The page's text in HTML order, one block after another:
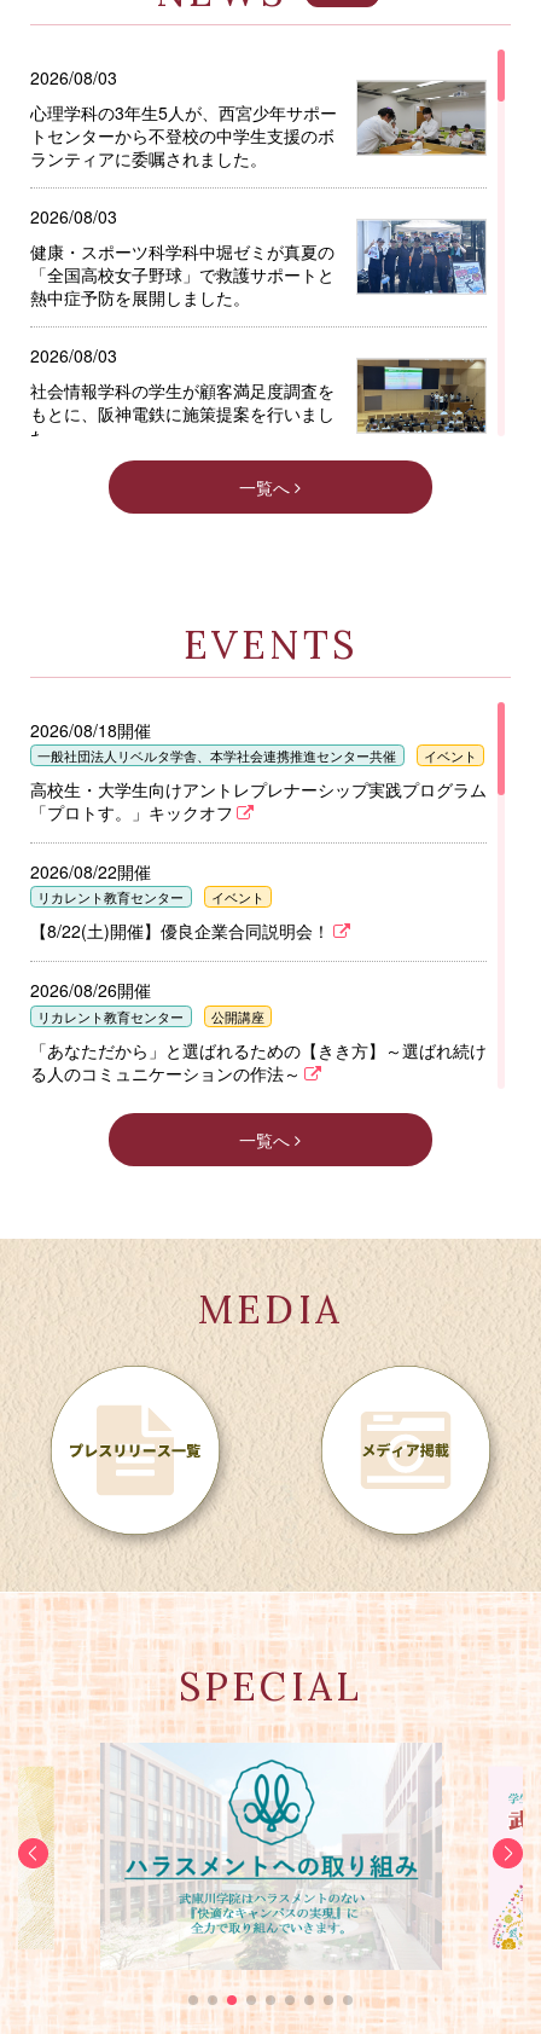
2026/08/03
心理学科の3年生5人が、西宮少年サポー
トセンターから不登校の中学生支援のボ
ランティアに委嘱されました。
2026/08/03
健康・スポーツ科学科中堀ゼミが真夏の
「全国高校女子野球」で救護サポートと
熱中症予防を展開しました。
2026/08/03
社会情報学科の学生が顧客満足度調査を
もとに、阪神電鉄に施策提案を行いまし
た。
2026/08/01
2026/07/31
を構想する「ローソンプロジェクト」
で、武庫川女子大学附属高校の生徒が明
舞団地（神戸市・明石市）で住民アンケ
ートを行いました。
2026/07/31
食物栄養学科の学生が、丹波市の学校給
食の新しい献立を考えるコンテストに挑
みました。
2026/07/30
社会情報学科＆生活環境学科の学生によ
る産学連携プロモーションプロジェクト
が始動！
2026/07/29
2026/07/28
武庫川大学のドラマ「向こう側の僕」が
クランクアップ。8月5日の第12話から放
送を再開します。
2026/07/27
食創造科学科1年生が食品産業論実習Ⅰの
授業で、3年生とともに、おむすびの企
画・立案から試作、提案発表までを体験
しました。
2026/07/23
社会福祉学科の「在学生・卒業生交流
会」が開催されました
2026/07/22
亀の井ホテル富田林の活性化案を提案す
る社会情報学科のPBL授業で、最優秀チー
ムが決定しました。
2026/07/21
トルコのバフチェシヒル大学からの留学
生10人が西宮市長を表敬訪問しました。
2026/07/21
武庫川女子大学が共学化を前に 女子教育
の軌跡をリアルに描く 武庫川学院創立85
周年記念誌を発行
一覧へ
EVENTS
2026/08/18開催
一般社団法人リベルタ学舎、本学社会連携推進センター共催 イベント
高校生・大学生向けアントレプレナーシップ実践プログラム
「プロトす。」キックオフ
2026/08/22開催
リカレント教育センター イベント
【8/22(土)開催】優良企業合同説明会！
2026/08/26開催
リカレント教育センター 公開講座
「あなただから」と選ばれるための【きき方】～選ばれ続け
る人のコミュニケーションの作法～
2026/08/30開催
リカレント教育センター
2026/09/19開催
スポーツクラブ武庫女 スポーツ
スポーツクラブ武庫女 無料体験イベント
2026/07/11～2026/08/22開催
リカレント教育センター 公開講座
7/11(土)開講！話の組み立て方を学んで、分かりやすく伝え
る【プレゼンテーション講座】オンライン
2026/07/20～2026/08/31開催
リカレント教育センター その他
8月キャリアカウンセリング受付開始！
2026/07/18～2026/09/26開催
リカレント教育センター 公開講座
2026/7/18(土)開講クラス募集スタート！ 3ヶ月で学ぶ
「Webマーケティング入門」
2026/07/29～2026/11/28開催
リカレント教育センター 公開講座
秋クラス募集開始！未経験から3ヵ月で経理人材を育成する
プログラム（大阪・東京で対面開催）
2026/10/17～2026/11/07開催
リカレント教育センター 公開講座
10/17(土)開講「考えがまとまらない…」を解消！3日間で学
ぶ【ロジカルシンキング講座＠オンライン】
一覧へ
MEDIA
SPECIAL